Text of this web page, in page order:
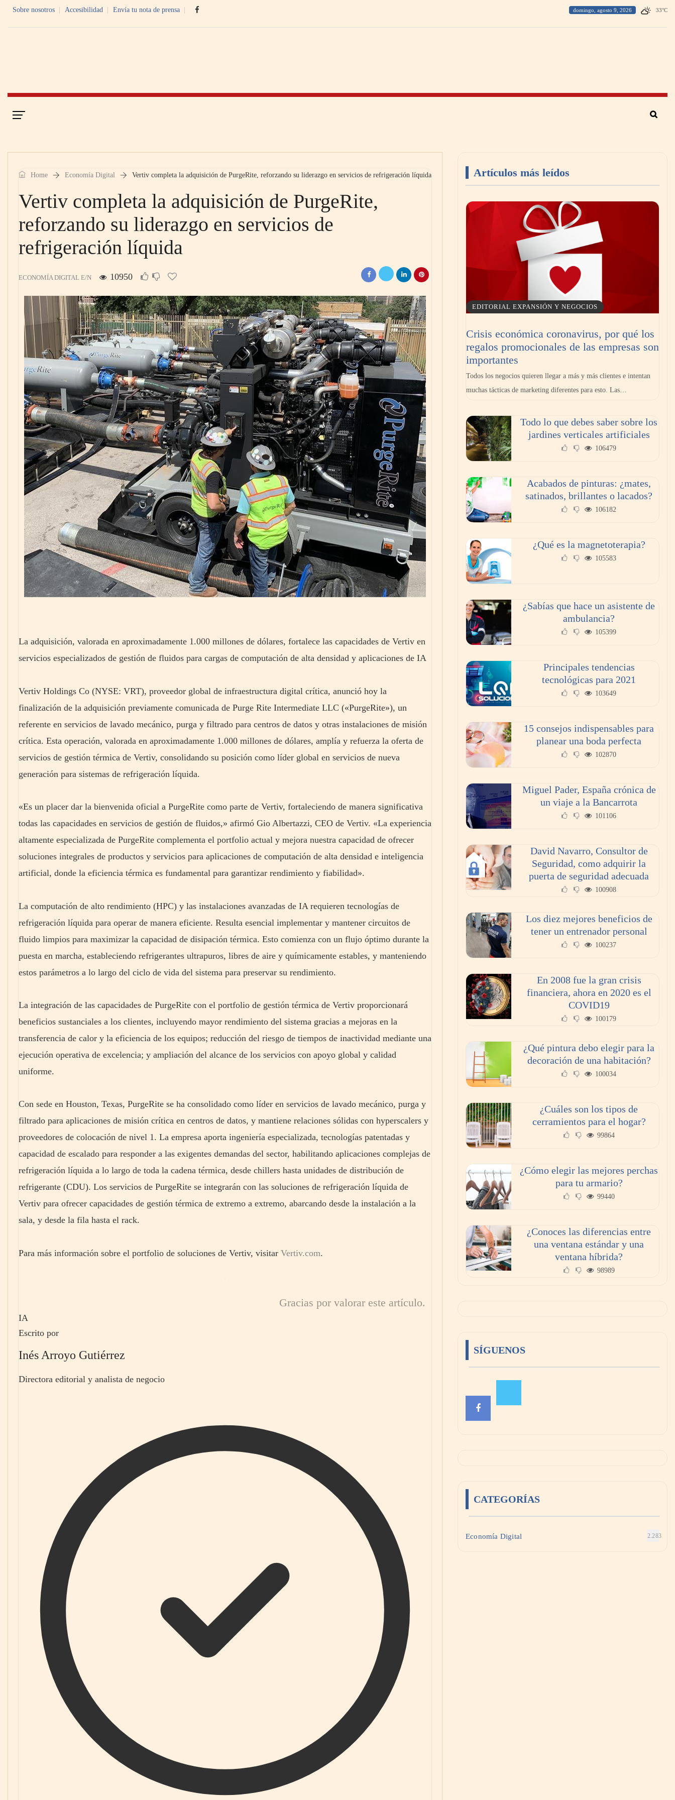
Sobre nosotros Accesibilidad Envía tu nota de prensa domingo, agosto 9, 2026 33°C
Home Economía Digital Vertiv completa la adquisición de PurgeRite, reforzando su liderazgo en servicios de refrigeración líquida
Vertiv completa la adquisición de PurgeRite,
reforzando su liderazgo en servicios de
refrigeración líquida
ECONOMÍA DIGITAL E/N 10950
La adquisición, valorada en aproximadamente 1.000 millones de dólares, fortalece las capacidades de Vertiv en
servicios especializados de gestión de fluidos para cargas de computación de alta densidad y aplicaciones de IA
Vertiv Holdings Co (NYSE: VRT), proveedor global de infraestructura digital crítica, anunció hoy la
finalización de la adquisición previamente comunicada de Purge Rite Intermediate LLC («PurgeRite»), un
referente en servicios de lavado mecánico, purga y filtrado para centros de datos y otras instalaciones de misión
crítica. Esta operación, valorada en aproximadamente 1.000 millones de dólares, amplía y refuerza la oferta de
servicios de gestión térmica de Vertiv, consolidando su posición como líder global en servicios de nueva
generación para sistemas de refrigeración líquida.
«Es un placer dar la bienvenida oficial a PurgeRite como parte de Vertiv, fortaleciendo de manera significativa
todas las capacidades en servicios de gestión de fluidos,» afirmó Gio Albertazzi, CEO de Vertiv. «La experiencia
altamente especializada de PurgeRite complementa el portfolio actual y mejora nuestra capacidad de ofrecer
soluciones integrales de productos y servicios para aplicaciones de computación de alta densidad e inteligencia
artificial, donde la eficiencia térmica es fundamental para garantizar rendimiento y fiabilidad».
La computación de alto rendimiento (HPC) y las instalaciones avanzadas de IA requieren tecnologías de
refrigeración líquida para operar de manera eficiente. Resulta esencial implementar y mantener circuitos de
fluido limpios para maximizar la capacidad de disipación térmica. Esto comienza con un flujo óptimo durante la
puesta en marcha, estableciendo refrigerantes ultrapuros, libres de aire y químicamente estables, y manteniendo
estos parámetros a lo largo del ciclo de vida del sistema para preservar su rendimiento.
La integración de las capacidades de PurgeRite con el portfolio de gestión térmica de Vertiv proporcionará
beneficios sustanciales a los clientes, incluyendo mayor rendimiento del sistema gracias a mejoras en la
transferencia de calor y la eficiencia de los equipos; reducción del riesgo de tiempos de inactividad mediante una
ejecución operativa de excelencia; y ampliación del alcance de los servicios con apoyo global y calidad
uniforme.
Con sede en Houston, Texas, PurgeRite se ha consolidado como líder en servicios de lavado mecánico, purga y
filtrado para aplicaciones de misión crítica en centros de datos, y mantiene relaciones sólidas con hyperscalers y
proveedores de colocación de nivel 1. La empresa aporta ingeniería especializada, tecnologías patentadas y
capacidad de escalado para responder a las exigentes demandas del sector, habilitando aplicaciones complejas de
refrigeración líquida a lo largo de toda la cadena térmica, desde chillers hasta unidades de distribución de
refrigerante (CDU). Los servicios de PurgeRite se integrarán con las soluciones de refrigeración líquida de
Vertiv para ofrecer capacidades de gestión térmica de extremo a extremo, abarcando desde la instalación a la
sala, y desde la fila hasta el rack.
Para más información sobre el portfolio de soluciones de Vertiv, visitar Vertiv.com.
Gracias por valorar este artículo.
IA
Escrito por
Inés Arroyo Gutiérrez
Directora editorial y analista de negocio
Artículos más leídos
EDITORIAL EXPANSIÓN Y NEGOCIOS
Crisis económica coronavirus, por qué los
regalos promocionales de las empresas son
importantes
Todos los negocios quieren llegar a más y más clientes e intentan
muchas tácticas de marketing diferentes para esto. Las…
Todo lo que debes saber sobre los
jardines verticales artificiales
106479
Acabados de pinturas: ¿mates,
satinados, brillantes o lacados?
106182
¿Qué es la magnetoterapia?
105583
¿Sabías que hace un asistente de
ambulancia?
105399
Principales tendencias
tecnológicas para 2021
103649
15 consejos indispensables para
planear una boda perfecta
102870
Miguel Pader, España crónica de
un viaje a la Bancarrota
101106
David Navarro, Consultor de
Seguridad, como adquirir la
puerta de seguridad adecuada
100908
Los diez mejores beneficios de
tener un entrenador personal
100237
En 2008 fue la gran crisis
financiera, ahora en 2020 es el
COVID19
100179
¿Qué pintura debo elegir para la
decoración de una habitación?
100034
¿Cuáles son los tipos de
cerramientos para el hogar?
99864
¿Cómo elegir las mejores perchas
para tu armario?
99440
¿Conoces las diferencias entre
una ventana estándar y una
ventana híbrida?
98989
SÍGUENOS
CATEGORÍAS
Economía Digital 2.283